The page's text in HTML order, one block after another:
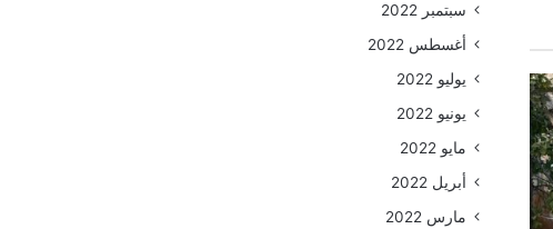
سبتمبر 2022
أغسطس 2022
يوليو 2022
يونيو 2022
مايو 2022
أبريل 2022
مارس 2022